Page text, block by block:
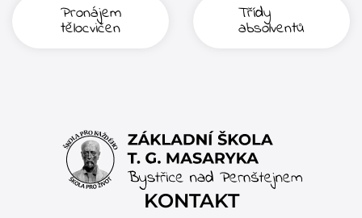
Pronájem
tělocvičen
Třídy
absolventů
KONTAKT